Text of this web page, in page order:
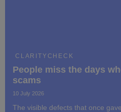
CLARITYCHECK
People miss the days
scams
10 July 2026
The visible defects that once